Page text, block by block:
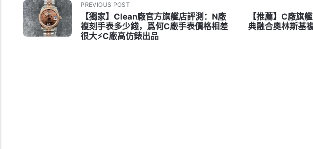
PREVIOUS POST
【獨家】Clean廠官方旗艦店評測：N廠
複刻手表多少錢，爲何C廠手表價格相差
很大⚡C廠高仿錶出品
【推薦】C廠旗
典融合奧林斯基